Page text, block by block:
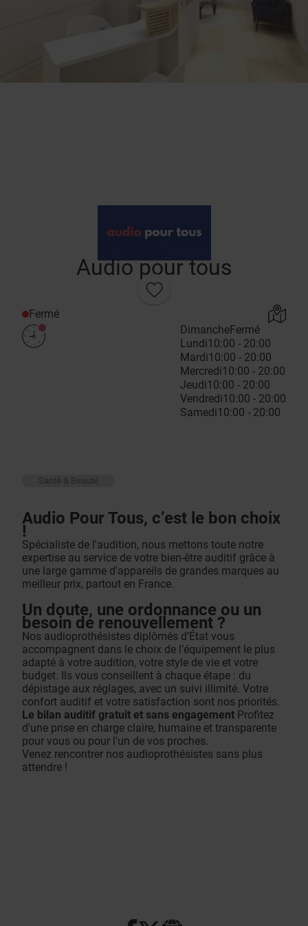
Audio pour tous
Fermé
DimancheFermé
Lundi10:00 - 20:00
Mardi10:00 - 20:00
Mercredi10:00 - 20:00
Jeudi10:00 - 20:00
Vendredi10:00 - 20:00
Samedi10:00 - 20:00
Santé & Beauté
Audio Pour Tous, c’est le bon choix
!
Spécialiste de l'audition, nous mettons toute notre
expertise au service de votre bien-être auditif grâce à
une large gamme d'appareils de grandes marques au
meilleur prix, partout en France.
Un doute, une ordonnance ou un
besoin de renouvellement ?
Nos audioprothésistes diplômés d’État vous
accompagnent dans le choix de l’équipement le plus
adapté à votre audition, votre style de vie et votre
budget. Ils vous conseillent à chaque étape : du
dépistage aux réglages, avec un suivi illimité. Votre
confort auditif et votre satisfaction sont nos priorités.
Le bilan auditif gratuit et sans engagement Profitez
d'une prise en charge claire, humaine et transparente
pour vous ou pour l'un de vos proches.
Venez rencontrer nos audioprothésistes sans plus
attendre !